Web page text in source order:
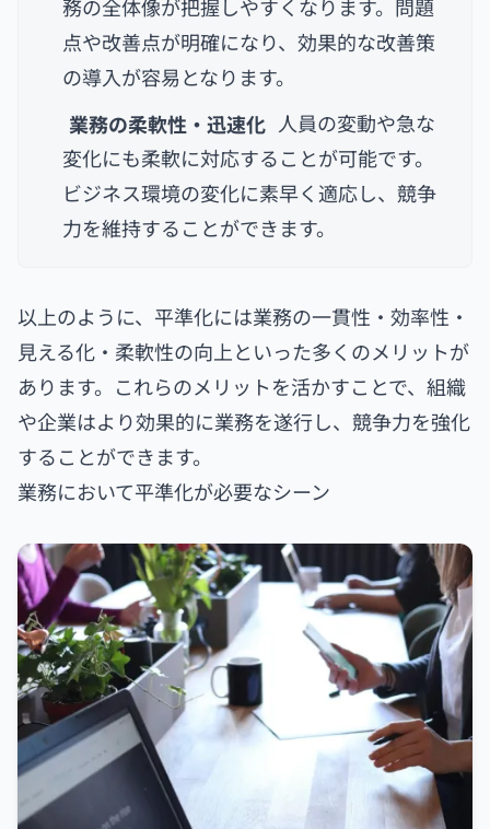
務の全体像が把握しやすくなります。問題
点や改善点が明確になり、効果的な改善策
の導入が容易となります。
業務の柔軟性・迅速化 人員の変動や急な
変化にも柔軟に対応することが可能です。
ビジネス環境の変化に素早く適応し、競争
力を維持することができます。
以上のように、平準化には業務の一貫性・効率性・
見える化・柔軟性の向上といった多くのメリットが
あります。これらのメリットを活かすことで、組織
や企業はより効果的に業務を遂行し、競争力を強化
することができます。
業務において平準化が必要なシーン